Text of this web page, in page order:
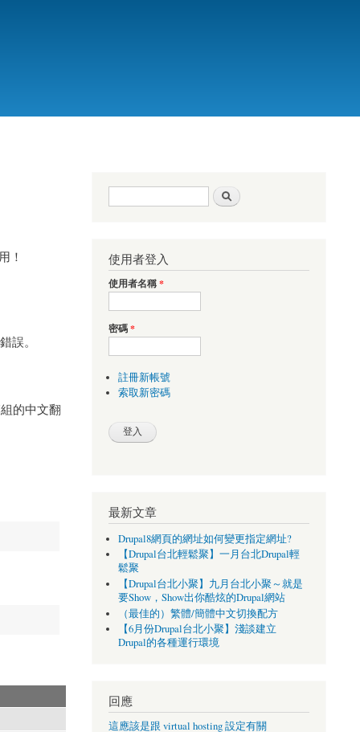
！
誤。
的中文翻
搜尋表單
使用者登入
使用者名稱*
密碼*
註冊新帳號
索取新密碼
最新文章
Drupal8網頁的網址如何變更指定網址?
【Drupal台北輕鬆聚】一月台北Drupal輕
鬆聚
【Drupal台北小聚】九月台北小聚～就是
要Show，Show出你酷炫的Drupal網站
（最佳的）繁體/簡體中文切換配方
【6月份Drupal台北小聚】淺談建立
Drupal的各種運行環境
回應
這應該是跟 virtual hosting 設定有關